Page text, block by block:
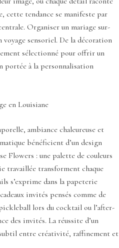
cette tendance se manifeste par
Organiser un mariage sur-
voyage sensoriel. De la décoration
sélectionné pour offrir un
portée à la personnalisation
en Louisiane
ambiance chaleureuse et
bénéficient d’un design
Flowers : une palette de couleurs
travaillée transforment chaque
s’exprime dans la papeterie
invités pensés comme de
lors du cocktail ou l’after-
des invités. La réussite d’un
entre créativité, raffinement et